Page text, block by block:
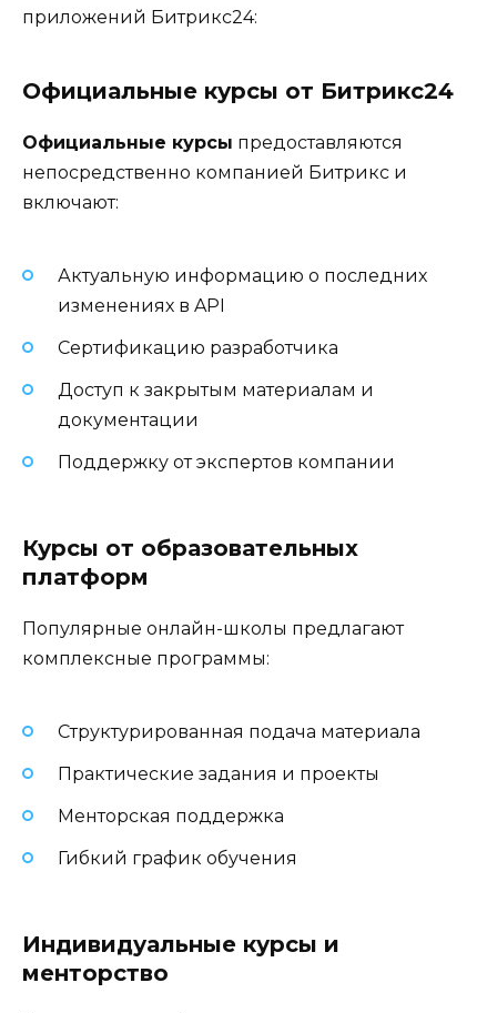
приложений Битрикс24:
Официальные курсы от Битрикс24
Официальные курсы предоставляются
непосредственно компанией Битрикс и
включают:
Актуальную информацию о последних
изменениях в API
Сертификацию разработчика
Доступ к закрытым материалам и
документации
Поддержку от экспертов компании
Курсы от образовательных
платформ
Популярные онлайн-школы предлагают
комплексные программы:
Структурированная подача материала
Практические задания и проекты
Менторская поддержка
Гибкий график обучения
Индивидуальные курсы и
менторство